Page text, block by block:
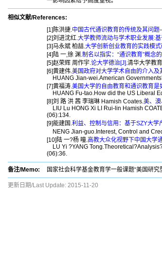
相似文献/References:
[1]陈洪捷.中国古代通识教育的传统及其问
[2]刘进沈红.大学教师流动与学术职业发展:
[3]马永斌 柏喆.大学创新创业教育的实践模
[4]陆 一,徐 渊.制名以指实：“通识教育”概念
[5]赵荣辉 周作宇.论大学德治[J].清华大学教
[6]黄建伟.美国政府对大学学术自由的介入及
HUANG Jian-wei.American
[7]黄福涛.美国大学的自由教育和通识教育是
HUANG Fu-tao.How did the US Liberal
[8]刘 路 洪 茜 李瑞琳 Hamish Coates.美、
LIU Lu HONG Xi LI Rui-lin Hamish
(06):134.
[9]能建国.利益、控制与信用：基于SZY大学
NENG Jian-guo.Interest, Control and
[10]陆 一?杨 曈.高教大众化视野下中国大学
LU Yi ?YANG
(06):36.
备注/Memo: 国家社会科学基金教育学一般课题“美国研究
更新日期/Last Update: 2015-11-20